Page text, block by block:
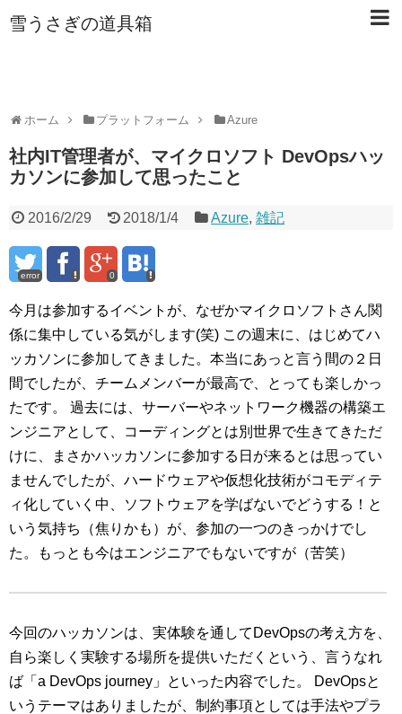
雪うさぎの道具箱
ホーム プラットフォーム Azure
社内IT管理者が、マイクロソフト DevOpsハッ
カソンに参加して思ったこと
2016/2/29 2018/1/4 Azure,雑記
error 0
今月は参加するイベントが、なぜかマイクロソフトさん関
係に集中している気がします(笑) この週末に、はじめてハ
ッカソンに参加してきました。本当にあっと言う間の２日
間でしたが、チームメンバーが最高で、とっても楽しかっ
たです。 過去には、サーバーやネットワーク機器の構築エ
ンジニアとして、コーディングとは別世界で生きてきただ
けに、まさかハッカソンに参加する日が来るとは思ってい
ませんでしたが、ハードウェアや仮想化技術がコモディテ
ィ化していく中、ソフトウェアを学ばないでどうする！と
いう気持ち（焦りかも）が、参加の一つのきっかけでし
た。もっとも今はエンジニアでもないですが（苦笑）
今回のハッカソンは、実体験を通してDevOpsの考え方を、
自ら楽しく実験する場所を提供いただくという、言うなれ
ば「a DevOps journey」といった内容でした。 DevOpsと
いうテーマはありましたが、制約事項としては手法やプラ